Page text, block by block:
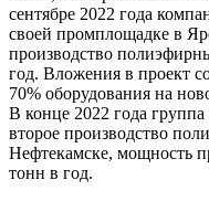
сентябре 2022 года
своей промплощадке в
производство
год. Вложения в проект
70% оборудования на
В конце 2022 года
второе производство
Нефтекамске, мощность
тонн в год.